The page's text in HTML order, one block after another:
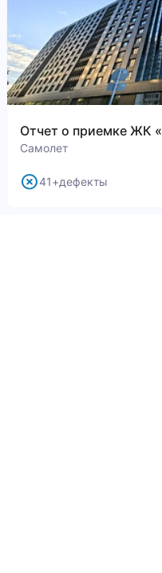
Отчет о приемке ЖК
Самолет
41+дефекты